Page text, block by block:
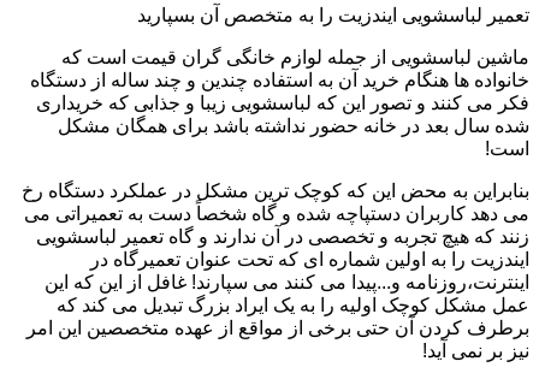
تعمیر لباسشویی ایندزیت را به متخصص آن بسپارید
ماشین لباسشویی از جمله لوازم خانگی گران قیمت است که
خانواده ها هنگام خرید آن به استفاده چندین و چند ساله از دستگاه
فکر می کنند و تصور این که لباسشویی زیبا و جذابی که خریداری
شده سال بعد در خانه حضور نداشته باشد برای همگان مشکل
است!
بنابراین به محض این که کوچک ترین مشکل در عملکرد دستگاه رخ
می دهد کاربران دستپاچه شده و گاه شخصاً دست به تعمیراتی می
زنند که هیچ تجربه و تخصصی در آن ندارند و گاه تعمیر لباسشویی
ایندزیت را به اولین شماره ای که تحت عنوان تعمیرگاه در
اینترنت،روزنامه و...پیدا می کنند می سپارند! غافل از این که این
عمل مشکل کوچک اولیه را به یک ایراد بزرگ تبدیل می کند که
برطرف کردن آن حتی برخی از مواقع از عهده متخصصین این امر
نیز بر نمی آید!